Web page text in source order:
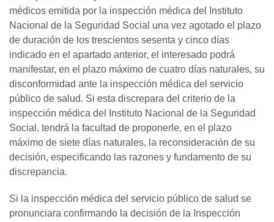
médicos emitida por la inspección médica del Instituto
Nacional de la Seguridad Social una vez agotado el plazo
de duración de los trescientos sesenta y cinco días
indicado en el apartado anterior, el interesado podrá
manifestar, en el plazo máximo de cuatro días naturales, su
disconformidad ante la inspección médica del servicio
público de salud. Si esta discrepara del criterio de la
inspección médica del Instituto Nacional de la Seguridad
Social, tendrá la facultad de proponerle, en el plazo
máximo de siete días naturales, la reconsideración de su
decisión, especificando las razones y fundamento de su
discrepancia.
Si la inspección médica del servicio público de salud se
pronunciara confirmando la decisión de la Inspección